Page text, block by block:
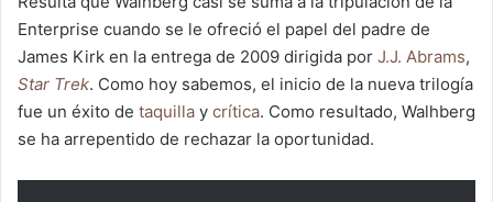
Enterprise cuando se le ofreció el papel del padre de
James Kirk en la entrega de 2009 dirigida por J.J. Abrams,
Star Trek. Como hoy sabemos, el inicio de la nueva trilogía
fue un éxito de taquilla y crítica. Como resultado, Walhberg
se ha arrepentido de rechazar la oportunidad.